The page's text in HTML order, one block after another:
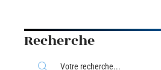
Recherche